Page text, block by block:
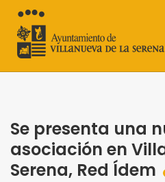
Se presenta una
asociación en
Serena, Red Ídem